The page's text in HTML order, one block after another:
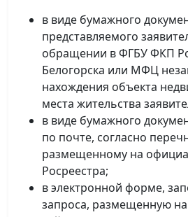
в виде бумажного
представляемого
обращении в ФГБУ ФКП
Белогорска или МФЦ
нахождения объекта
места жительства
в виде бумажного
по почте, согласно
размещенному на
Росреестра;
в электронной форме,
запроса, размещенную